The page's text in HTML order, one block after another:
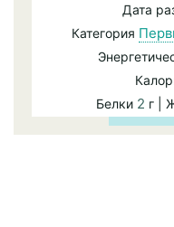
Дата
Категория
Белки 2 г |